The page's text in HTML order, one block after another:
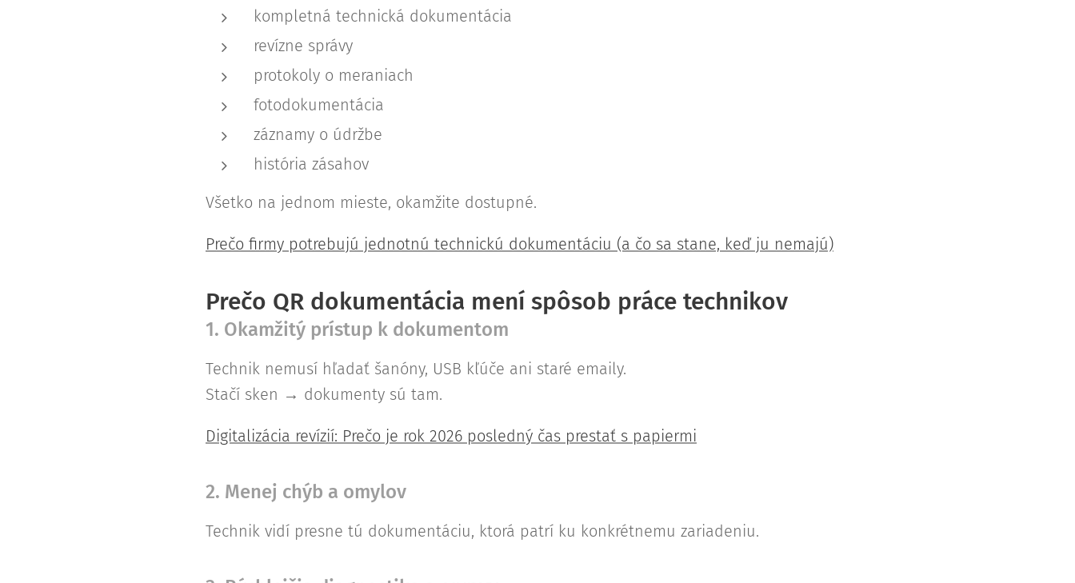
kompletná technická dokumentácia
revízne správy
protokoly o meraniach
fotodokumentácia
záznamy o údržbe
história zásahov
Všetko na jednom mieste, okamžite dostupné.
Prečo firmy potrebujú jednotnú technickú dokumentáciu (a čo sa stane, keď ju nemajú)
Prečo QR dokumentácia mení spôsob práce technikov
1. Okamžitý prístup k dokumentom
Technik nemusí hľadať šanóny, USB kľúče ani staré emaily.
Stačí sken → dokumenty sú tam.
Digitalizácia revízií: Prečo je rok 2026 posledný čas prestať s papiermi
2. Menej chýb a omylov
Technik vidí presne tú dokumentáciu, ktorá patrí ku konkrétnemu zariadeniu.